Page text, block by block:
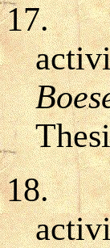
17.
18.